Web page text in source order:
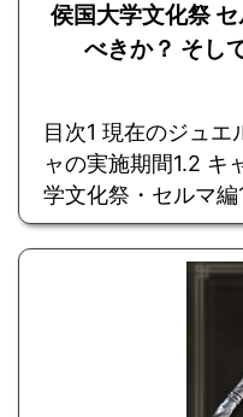
侯国大学文化祭
べきか？ そし
目次1 現在のジュエ
ャの実施期間1.2 キ
学文化祭・セルマ編